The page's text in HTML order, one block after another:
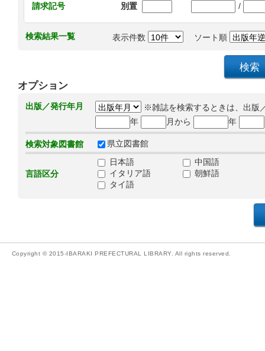
請求記号
別置 /
検索結果一覧 表示件数 ソート順
オプション
出版／発行年月
※雑誌を検索するときは、出版
年
月から 年
検索対象図書館 県立図書館
言語区分
日本語
中国語
イタリア語
朝鮮語
タイ語
Copyright © 2015-IBARAKI PREFECTURAL LIBRARY. All rights reserved.